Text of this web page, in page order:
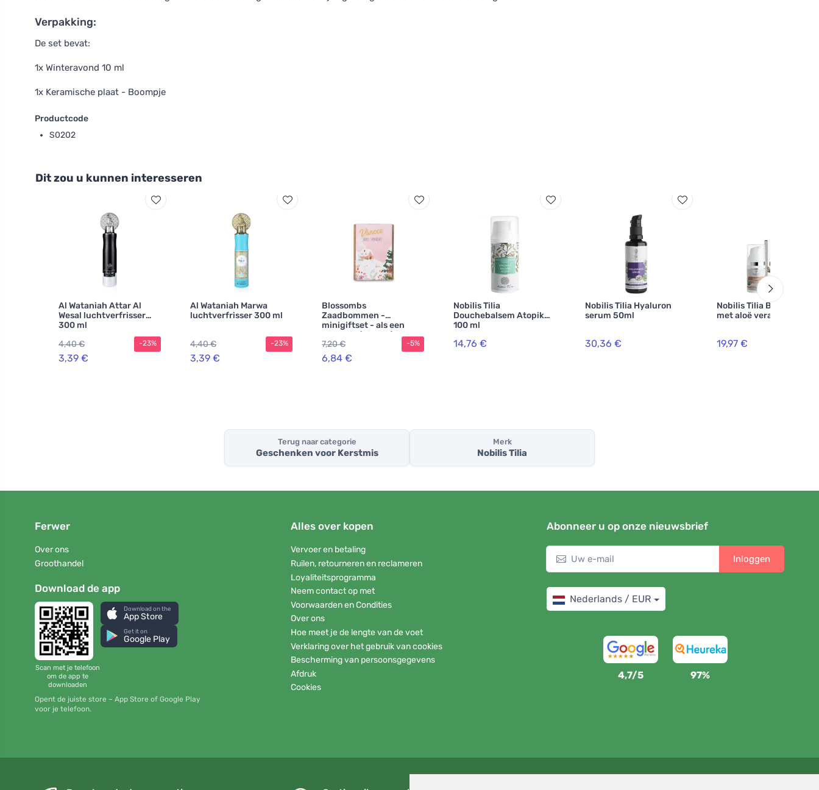
Verpakking:
De set bevat:
1x Winteravond 10 ml
1x Keramische plaat - Boompje
Productcode
S0202
Dit zou u kunnen interesseren
Al Wataniah Attar Al
Wesal luchtverfrisser
300 ml
4,40 €
3,39 €
-23%
Al Wataniah Marwa
luchtverfrisser 300 ml
4,40 €
3,39 €
-23%
Blossombs
Zaadbommen -
minigiftset - als een
sprookje (4 stuks)
7,20 €
6,84 €
-5%
Nobilis Tilia
Douchebalsem Atopik
100 ml
14,76 €
Nobilis Tilia Hyaluron
serum 50ml
30,36 €
Nobilis Tilia BB crème
met aloë vera light 30ml
19,97 €
Terug naar categorie
Geschenken voor Kerstmis
Merk
Nobilis Tilia
Ferwer
Over ons
Groothandel
Download de app
Scan met je telefoon
om de app te
downloaden
Download on the
App Store
Get it on
Google Play
Opent de juiste store – App Store of Google Play
voor je telefoon.
Alles over kopen
Vervoer en betaling
Ruilen, retourneren en reclameren
Loyaliteitsprogramma
Neem contact op met
Voorwaarden en Condities
Over ons
Hoe meet je de lengte van de voet
Verklaring over het gebruik van cookies
Bescherming van persoonsgegevens
Afdruk
Cookies
Abonneer u op onze nieuwsbrief
Inloggen
Nederlands / EUR
4,7/5 97%